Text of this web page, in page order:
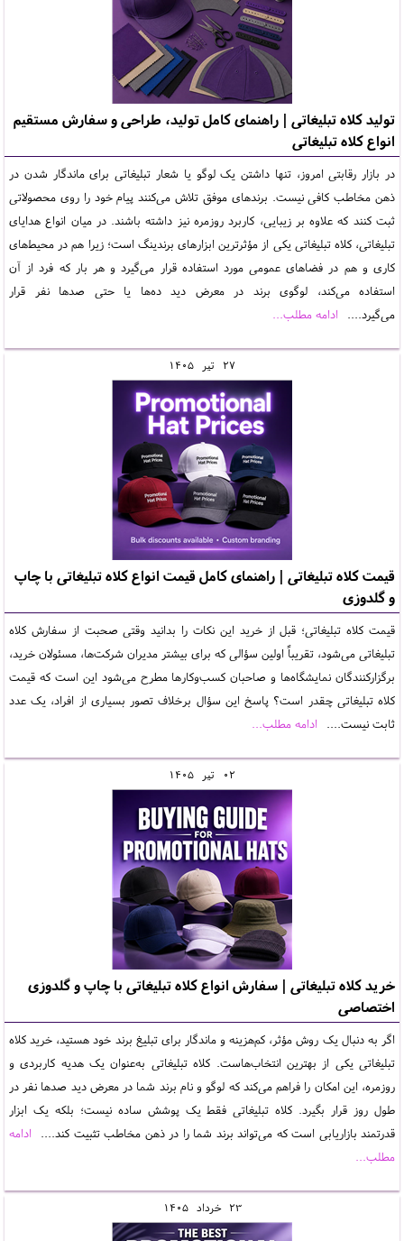
تولید کلاه تبلیغاتی | راهنمای کامل تولید، طراحی و سفارش مستقیم
انواع کلاه تبلیغاتی
در بازار رقابتی امروز، تنها داشتن یک لوگو یا شعار تبلیغاتی برای ماندگار شدن در
ذهن مخاطب کافی نیست. برندهای موفق تلاش می‌کنند پیام خود را روی محصولاتی
ثبت کنند که علاوه بر زیبایی، کاربرد روزمره نیز داشته باشند. در میان انواع هدایای
تبلیغاتی، کلاه تبلیغاتی یکی از مؤثرترین ابزارهای برندینگ است؛ زیرا هم در محیط‌های
کاری و هم در فضاهای عمومی مورد استفاده قرار می‌گیرد و هر بار که فرد از آن
استفاده می‌کند، لوگوی برند در معرض دید ده‌ها یا حتی صدها نفر قرار
می‌گیرد.... ادامه مطلب...
27 تير 1405
قیمت کلاه تبلیغاتی | راهنمای کامل قیمت انواع کلاه تبلیغاتی با چاپ
و گلدوزی
قیمت کلاه تبلیغاتی؛ قبل از خرید این نکات را بدانید وقتی صحبت از سفارش کلاه
تبلیغاتی می‌شود، تقریباً اولین سؤالی که برای بیشتر مدیران شرکت‌ها، مسئولان خرید،
برگزارکنندگان نمایشگاه‌ها و صاحبان کسب‌وکارها مطرح می‌شود این است که قیمت
کلاه تبلیغاتی چقدر است؟ پاسخ این سؤال برخلاف تصور بسیاری از افراد، یک عدد
ثابت نیست.... ادامه مطلب...
02 تير 1405
خرید کلاه تبلیغاتی | سفارش انواع کلاه تبلیغاتی با چاپ و گلدوزی
اختصاصی
اگر به دنبال یک روش مؤثر، کم‌هزینه و ماندگار برای تبلیغ برند خود هستید، خرید کلاه
تبلیغاتی یکی از بهترین انتخاب‌هاست. کلاه تبلیغاتی به‌عنوان یک هدیه کاربردی و
روزمره، این امکان را فراهم می‌کند که لوگو و نام برند شما در معرض دید صدها نفر در
طول روز قرار بگیرد. کلاه تبلیغاتی فقط یک پوشش ساده نیست؛ بلکه یک ابزار
قدرتمند بازاریابی است که می‌تواند برند شما را در ذهن مخاطب تثبیت کند.... ادامه
مطلب...
23 خرداد 1405